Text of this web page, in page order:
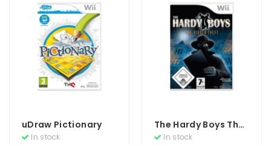
uDraw Pictionary
In stock
The Hardy Boys The
Hidden Theft
In stock